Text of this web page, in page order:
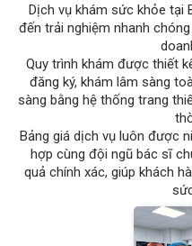
Dịch vụ khám sức khỏe tại
đến trải nghiệm nhanh
Quy trình khám được thiết
đăng ký, khám lâm sàng
sàng bằng hệ thống trang
Bảng giá dịch vụ luôn được
hợp cùng đội ngũ bác sĩ
quả chính xác, giúp khách